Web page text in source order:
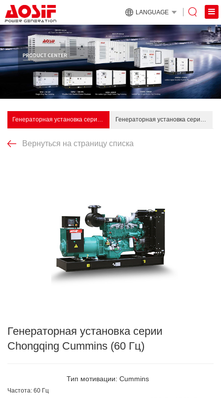
LANGUAGE
Генераторная установка серии Chongqing Cummins (60 Гц) Генераторная установка серии Chongqing Cummins (50 Гц)
Вернуться на страницу списка
Генераторная установка серии
Chongqing Cummins (60 Гц)
Тип мотивации: Cummins
Частота: 60 ​​Гц